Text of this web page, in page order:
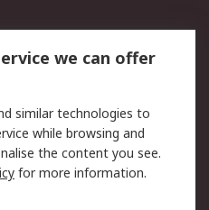
데이터 보호
그룹사 RS Group에 대해
we can offer
similar technologies to
while browsing and
the content you see.
for more information.